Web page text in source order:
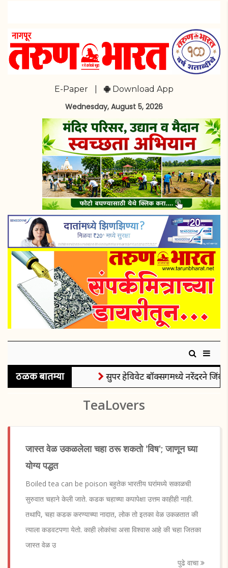
E-Paper Download App
Wednesday, August 5, 2026
ठळक बातम्या सुपर हेविवेट बॉक्सिंगमध्ये नरेंदरने जिंकले
TeaLovers
जास्त वेळ उकळलेला चहा ठरू शकतो 'विष'; जाणून घ्या
योग्य पद्धत
Boiled tea can be poison बहुतेक भारतीय घरांमध्ये सकाळची
सुरुवात चहाने केली जाते. कडक चहाच्या कपापेक्षा उत्तम काहीही नाही.
तथापि, चहा कडक करण्याच्या नादात, लोक तो इतका वेळ उकळतात की
त्याला कडवटपणा येतो. काही लोकांचा असा विश्वास आहे की चहा जितका
जास्त वेळ उ
पुढे वाचा